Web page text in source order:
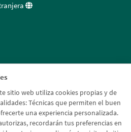
sitio web utiliza cookies propias y de
Técnicas que permiten el buen
una experiencia personalizada.
recordarán tus preferencias en